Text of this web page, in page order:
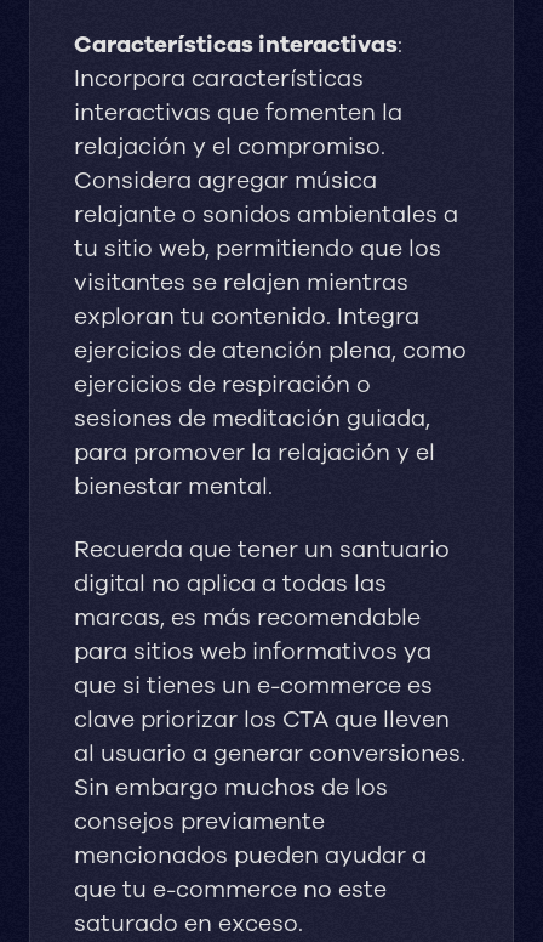
Características interactivas:
Incorpora características
interactivas que fomenten la
relajación y el compromiso.
Considera agregar música
relajante o sonidos ambientales a
tu sitio web, permitiendo que los
visitantes se relajen mientras
exploran tu contenido. Integra
ejercicios de atención plena, como
ejercicios de respiración o
sesiones de meditación guiada,
para promover la relajación y el
bienestar mental.
Recuerda que tener un santuario
digital no aplica a todas las
marcas, es más recomendable
para sitios web informativos ya
que si tienes un e-commerce es
clave priorizar los CTA que lleven
al usuario a generar conversiones.
Sin embargo muchos de los
consejos previamente
mencionados pueden ayudar a
que tu e-commerce no este
saturado en exceso.